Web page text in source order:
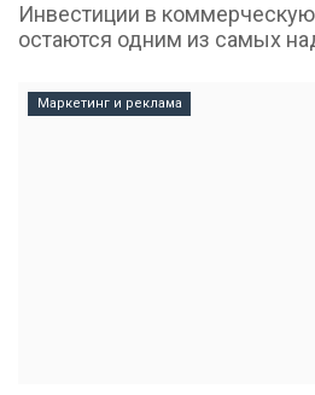
Инвестиции в
остаются одним из самых
Маркетинг и реклама